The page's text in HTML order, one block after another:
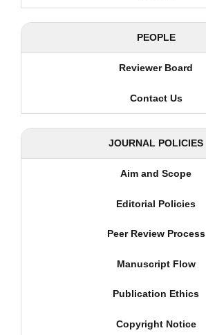
PEOPLE
Reviewer Board
Contact Us
JOURNAL POLICIES
Aim and Scope
Editorial Policies
Peer Review Process
Manuscript Flow
Publication Ethics
Copyright Notice